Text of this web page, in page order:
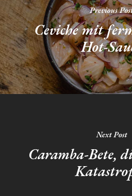
Previous
Ceviche mit
Hot-
Next Post
Caramba-Bete,